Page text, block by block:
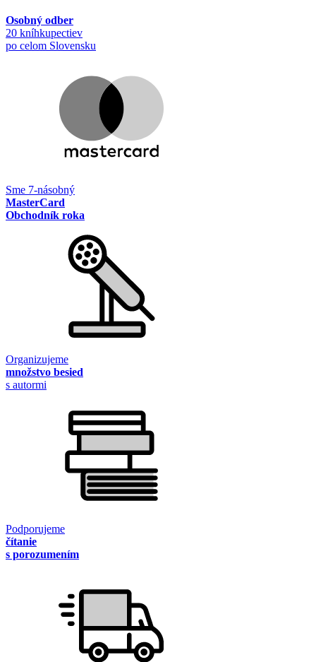
Osobný odber
20 kníhkupectiev
po celom Slovensku
Sme 7-násobný
MasterCard
Obchodník roka
Organizujeme
množstvo besied
s autormi
Podporujeme
čítanie
s porozumením